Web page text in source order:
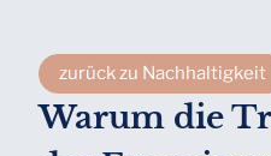
zurück zu Nachhaltigkeit
Warum die